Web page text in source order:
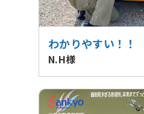
わかりやすい！！
N.H様